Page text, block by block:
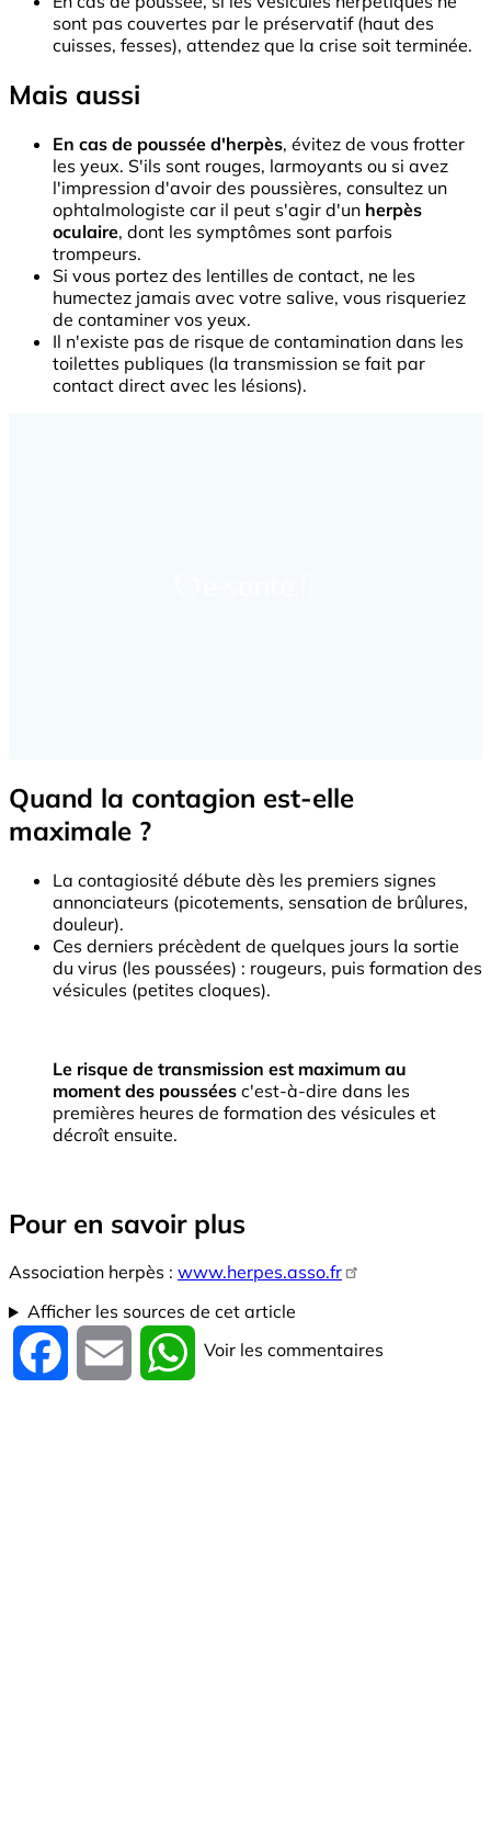
sont pas couvertes par le préservatif (haut des
cuisses, fesses), attendez que la crise soit terminée.
Mais aussi
En cas de poussée d'herpès, évitez de vous frotter
les yeux. S'ils sont rouges, larmoyants ou si avez
l'impression d'avoir des poussières, consultez un
ophtalmologiste car il peut s'agir d'un herpès
oculaire, dont les symptômes sont parfois
trompeurs.
Si vous portez des lentilles de contact, ne les
humectez jamais avec votre salive, vous risqueriez
de contaminer vos yeux.
Il n'existe pas de risque de contamination dans les
toilettes publiques (la transmission se fait par
contact direct avec les lésions).
Quand la contagion est-elle
maximale ?
La contagiosité débute dès les premiers signes
annonciateurs (picotements, sensation de brûlures,
douleur).
Ces derniers précèdent de quelques jours la sortie
du virus (les poussées) : rougeurs, puis formation des
vésicules (petites cloques).
Le risque de transmission est maximum au
moment des poussées c'est-à-dire dans les
premières heures de formation des vésicules et
décroît ensuite.
Pour en savoir plus
Association herpès : www.herpes.asso.fr
Afficher les sources de cet article
Facebook Email WhatsApp
Voir les commentaires